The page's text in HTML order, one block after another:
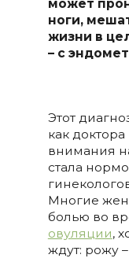
может
ноги,
жизни в
– с
Этот
как
внимания
стала
Многие
болью во
овуляции,
ждут: рожу